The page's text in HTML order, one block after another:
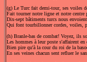
(g) Le Turc fait demi-tour, ses voiles
Fait tourner notre ligne et notre centre
Dix-sept bâtiments turcs nous envoient
Qui font tourbillonner cordes, voiles,
(h) Branle-bas de combat! Voyez, ils
Les hommes à leur poste s'affairent en
Bien pire qu'à la cour du roi de la
En ses veines chacun sent refluer le